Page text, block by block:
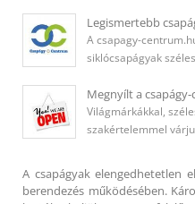
Legismertebb
A csapagy-
siklócsapágyak
Megnyílt a
Világmárkákkal,
szakértelemmel
A csapágyak elengedhetetlen
berendezés működésében.